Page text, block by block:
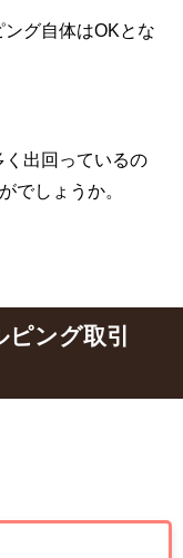
ング自体はOK とな
く出回っているの
でしょうか。
ング取引